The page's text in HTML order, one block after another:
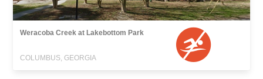
Weracoba Creek at Lakebottom Park
COLUMBUS, GEORGIA